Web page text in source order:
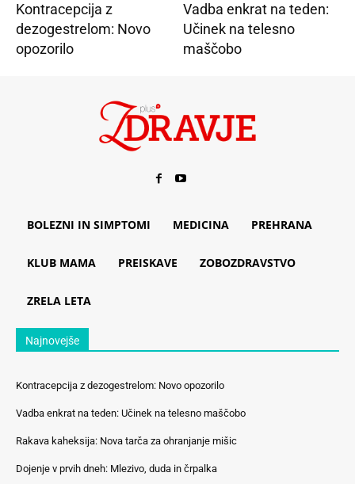
Kontracepcija z
dezogestrelom: Novo
opozorilo
Vadba enkrat na teden:
Učinek na telesno
maščobo
BOLEZNI IN SIMPTOMI MEDICINA PREHRANA
KLUB MAMA PREISKAVE ZOBOZDRAVSTVO
ZRELA LETA
Najnovejše
Kontracepcija z dezogestrelom: Novo opozorilo
Vadba enkrat na teden: Učinek na telesno maščobo
Rakava kaheksija: Nova tarča za ohranjanje mišic
Dojenje v prvih dneh: Mlezivo, duda in črpalka